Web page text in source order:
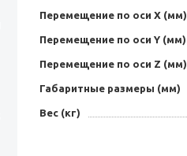
Перемещение по оси X (мм)
Перемещение по оси Y (мм)
Перемещение по оси Z (мм)
Габаритные размеры (мм)
Вес (кг)